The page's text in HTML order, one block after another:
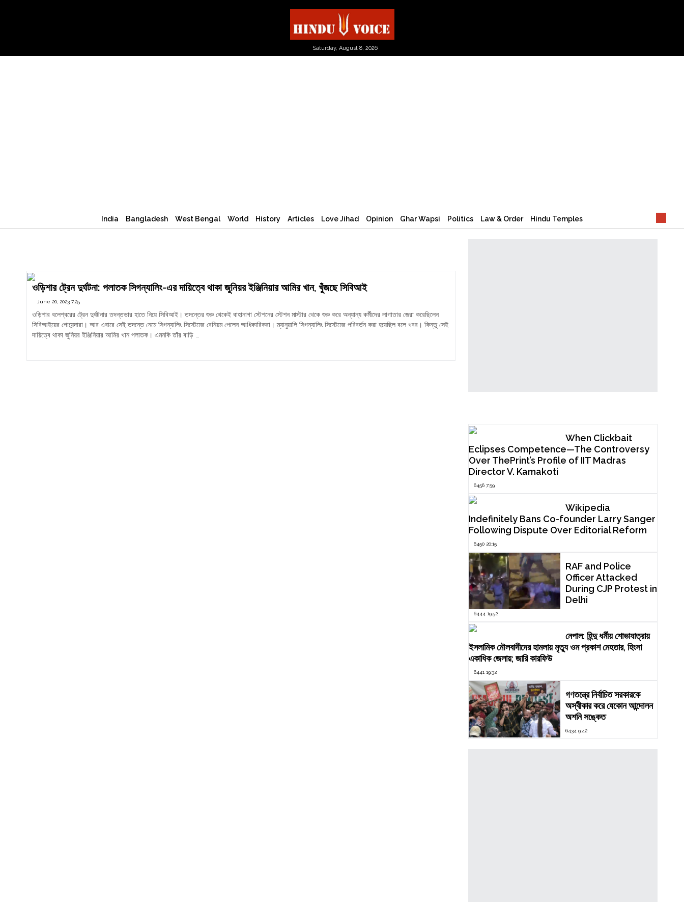
Saturday, August 8, 2026
India Bangladesh West Bengal World History Articles Love Jihad Opinion Ghar Wapsi Politics Law & Order Hindu Temples
ওড়িশার ট্রেন দুর্ঘটনা: পলাতক সিগন্যালিং-এর দায়িত্বে থাকা জুনিয়র ইঞ্জিনিয়ার আমির খান, খুঁজছে সিবিআই
June 20, 2023 7:25
ওড়িশার বলেশ্বরের ট্রেন দুর্ঘটনার তদন্তভার হাতে নিয়ে সিবিআই। তদন্তের শুরু থেকেই বাহানাগা স্টেশনের স্টেশন মাস্টার থেকে শুরু করে অন্যান্য কর্মীদের লাগাতার জেরা করেছিলেন
সিবিআইয়ের গোয়েন্দারা। আর এবারে সেই তদন্তে নেমে সিগন্যালিং সিস্টেমের বেনিয়ম পেলেন আধিকারিকরা। ম্যানুয়ালি সিগন্যালিং সিস্টেমের পরিবর্তন করা হয়েছিল বলে খবর। কিন্তু সেই
দায়িত্বে থাকা জুনিয়র ইঞ্জিনিয়ার আমির খান পলাতক। এমনকি তাঁর বাড়ি …
When Clickbait
Eclipses Competence—The Controversy
Over ThePrint’s Profile of IIT Madras
Director V. Kamakoti
6456 7:59
Wikipedia
Indefinitely Bans Co-founder Larry Sanger
Following Dispute Over Editorial Reform
6450 20:15
RAF and Police
Officer Attacked
During CJP Protest in
Delhi
6444 19:52
নেপাল: হিন্দু ধর্মীয় শোভাযাত্রায়
ইসলামিক মৌলবাদীদের হামলায় মৃত্যু ওম প্রকাশ মেহতার, হিংসা
একাধিক জেলায়; জারি কারফিউ
6441 19:32
গণতন্ত্রে নির্বাচিত সরকারকে
অস্বীকার করে যেকোন আন্দোলন
অশনি সঙ্কেত
6434 9:42